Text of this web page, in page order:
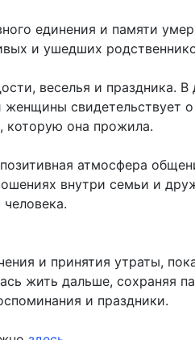
единения и памяти
и ушедших
веселья и праздника.
свидетельствует
которую она прожила.
позитивная атмосфера
внутри семьи и
и принятия утраты,
жить дальше, сохраняя
и праздники.